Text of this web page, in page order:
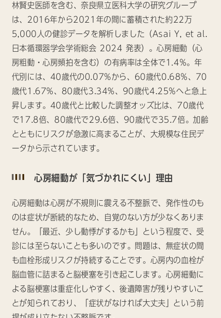
林賢史医師を含む、奈良県立医科大学の研究グループ
は、2016年から2021年の間に蓄積された約22万
5,000人の健診データを解析しました（Asai Y, et al.
日本循環器学会学術総会 2024 発表）。心房細動（心
房粗動・心房頻拍を含む）の有病率は全体で1.4%。年
代別には、40歳代の0.07%から、60歳代0.68%、70
歳代1.67%、80歳代3.34%、90歳代4.25%へと急上
昇します。40歳代と比較した調整オッズ比は、70歳代
で17.8倍、80歳代で29.6倍、90歳代で35.7倍。加齢
とともにリスクが急激に高まることが、大規模な住民デ
ータから示されています。
心房細動が「気づかれにくい」理由
心房細動は心房が不規則に震える不整脈で、発作性のも
のは症状が断続的なため、自覚のない方が少なくありま
せん。「最近、少し動悸がするかも」という程度で、受
診には至らないことも多いのです。問題は、無症状の間
も血栓形成リスクが持続することです。心房内の血栓が
脳血管に詰まると脳梗塞を引き起こします。心房細動に
よる脳梗塞は重症化しやすく、後遺障害が残りやすいこ
とが知られており、「症状がなければ大丈夫」という前